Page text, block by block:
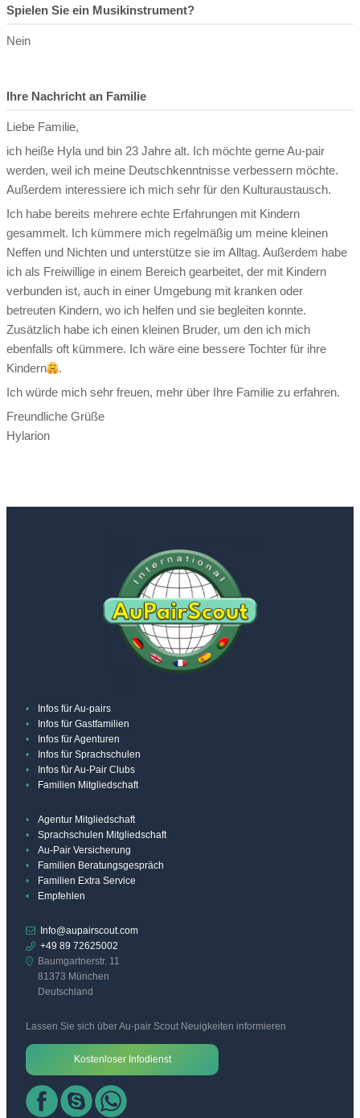
Spielen Sie ein Musikinstrument?
Nein
Ihre Nachricht an Familie
Liebe Familie,
ich heiße Hyla und bin 23 Jahre alt. Ich möchte gerne Au-pair
werden, weil ich meine Deutschkenntnisse verbessern möchte.
Außerdem interessiere ich mich sehr für den Kulturaustausch.
Ich habe bereits mehrere echte Erfahrungen mit Kindern
gesammelt. Ich kümmere mich regelmäßig um meine kleinen
Neffen und Nichten und unterstütze sie im Alltag. Außerdem habe
ich als Freiwillige in einem Bereich gearbeitet, der mit Kindern
verbunden ist, auch in einer Umgebung mit kranken oder
betreuten Kindern, wo ich helfen und sie begleiten konnte.
Zusätzlich habe ich einen kleinen Bruder, um den ich mich
ebenfalls oft kümmere. Ich wäre eine bessere Tochter für ihre
Kindern
.
Ich würde mich sehr freuen, mehr über Ihre Familie zu erfahren.
Freundliche Grüße
Hylarion
Infos für Au-pairs
Infos für Gastfamilien
Infos für Agenturen
Infos für Sprachschulen
Infos für Au-Pair Clubs
Familien Mitgliedschaft
Agentur Mitgliedschaft
Sprachschulen Mitgliedschaft
Au-Pair Versicherung
Familien Beratungsgespräch
Familien Extra Service
Empfehlen
Info@aupairscout.com
+49 89 72625002
Baumgartnerstr. 11
81373 München
Deutschland
Lassen Sie sich über Au-pair Scout Neuigkeiten informieren
Kostenloser Infodienst